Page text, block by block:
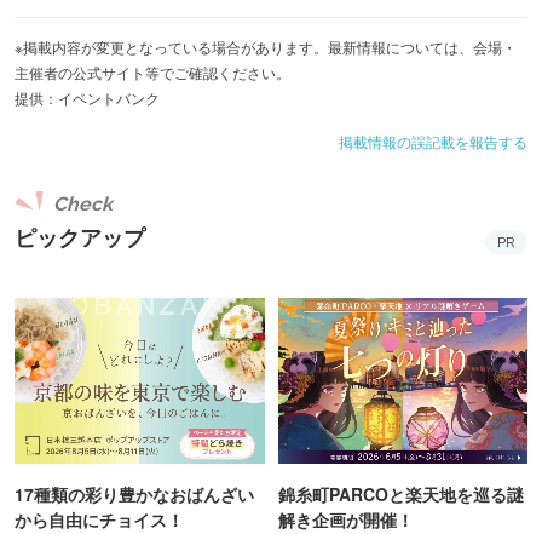
※掲載内容が変更となっている場合があります。最新情報については、会場・
主催者の公式サイト等でご確認ください。
提供：イベントバンク
掲載情報の誤記載を報告する
ピックアップ
Check
PR
17種類の彩り豊かなおばんざい
から自由にチョイス！
錦糸町PARCOと楽天地を巡る謎
解き企画が開催！